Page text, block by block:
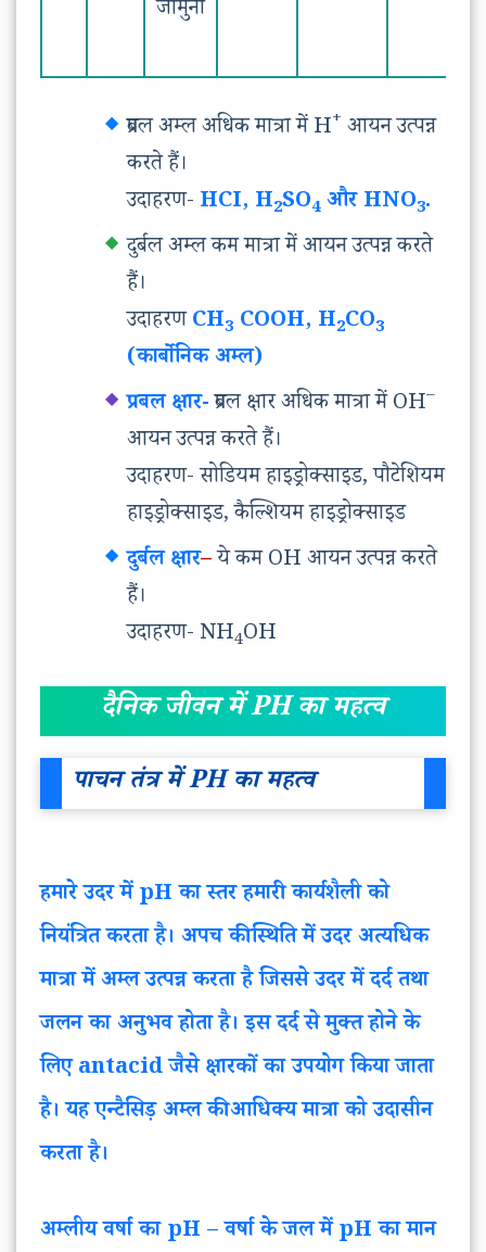
जामुनी
प्रबल अम्ल अधिक मात्रा में H+ आयन उत्पन्न
करते हैं।
उदाहरण- HCI, H2SO4और HNO3.
दुर्बल अम्ल कम मात्रा में आयन उत्पन्न करते
हैं।
उदाहरणCH3 COOH, H2CO3
(कार्बोनिक अम्ल)
प्रबल क्षार-प्रबल क्षार अधिक मात्रा में OH–
आयन उत्पन्न करते हैं।
उदाहरण- सोडियम हाइड्रोक्साइड, पौटेशियम
हाइड्रोक्साइड, कैल्शियम हाइड्रोक्साइड
दुर्बल क्षार–ये कम OH आयन उत्पन्न करते
हैं।
उदाहरण- NH4OH
दैनिक जीवन में PH का महत्व
पाचन तंत्र में PH का महत्व
हमारे उदर में pH का स्तर हमारी कार्यशैली को
नियंत्रित करता है। अपच की स्थिति में उदर अत्यधिक
मात्रा में अम्ल उत्पन्न करता है जिससे उदर में दर्द तथा
जलन का अनुभव होता है। इस दर्द से मुक्त होने के
लिए antacid जैसे क्षारकों का उपयोग किया जाता
है। यह एन्टैसिड़ अम्ल की आधिक्य मात्रा को उदासीन
करता है।
अम्लीय वर्षा का pH – वर्षा के जल में pH का मान